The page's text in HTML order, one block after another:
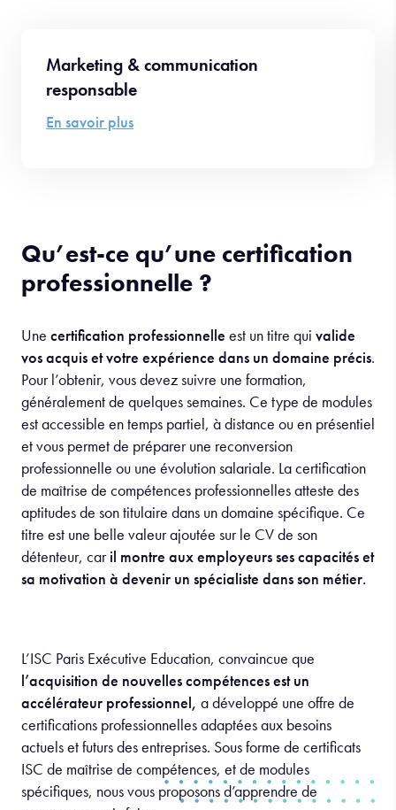
Marketing & communication
responsable
En savoir plus
Qu’est-ce qu’une certification
professionnelle ?
Une certification professionnelle est un titre qui valide
vos acquis et votre expérience dans un domaine précis.
Pour l’obtenir, vous devez suivre une formation,
généralement de quelques semaines. Ce type de modules
est accessible en temps partiel, à distance ou en présentiel
et vous permet de préparer une reconversion
professionnelle ou une évolution salariale. La certification
de maîtrise de compétences professionnelles atteste des
aptitudes de son titulaire dans un domaine spécifique. Ce
titre est une belle valeur ajoutée sur le CV de son
détenteur, caril montre aux employeurs ses capacités et
sa motivation à devenir un spécialiste dans son métier.
L’ISC Paris Exécutive Education, convaincue que
l’acquisition de nouvelles compétences est un
accélérateur professionnel, a développé une offre de
certifications professionnelles adaptées aux besoins
actuels et futurs des entreprises. Sous forme de certificats
ISC de maîtrise de compétences, et de modules
spécifiques, nous vous proposons d’apprendre de